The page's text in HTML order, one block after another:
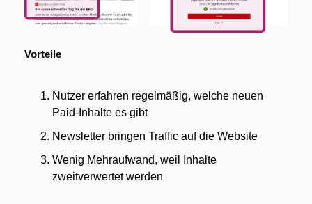
Vorteile
Nutzer erfahren regelmäßig, welche neuen
Paid-Inhalte es gibt
Newsletter bringen Traffic auf die Website
Wenig Mehraufwand, weil Inhalte
zweitverwertet werden